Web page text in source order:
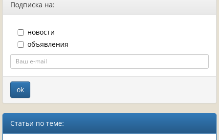
Подписка на:
новости
объявления
Статьи по теме: